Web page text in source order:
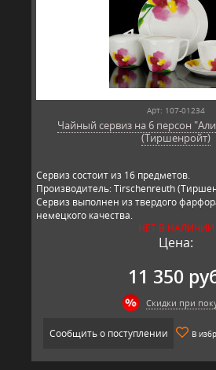
Арт: 107-01234
Чайный сервиз на 6 персон
(Тиршенройт)
Сервиз состоит из 16 предметов.
Производитель: Tirschenreuth
Сервиз выполнен из твердого
немецкого качества.
НЕТ В НАЛИЧИИ
Цена:
11 350
Скидки при
Сообщить о поступлении В